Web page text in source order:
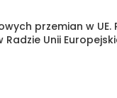
przemian w UE.
Radzie Unii